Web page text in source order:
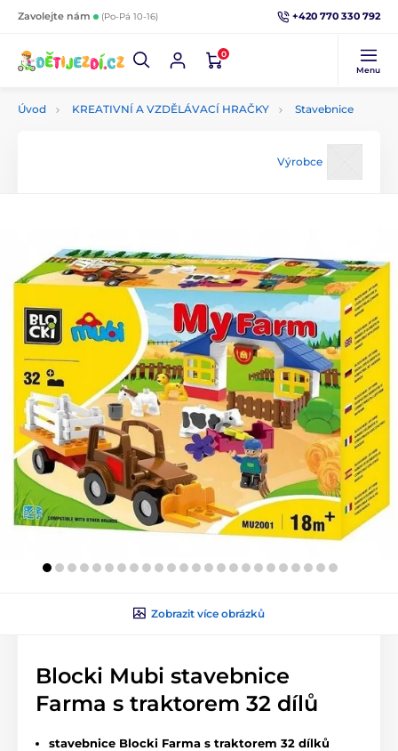
Zavolejte nám (Po-Pá 10-16) +420 770 330 792
0
Menu
Úvod KREATIVNÍ A VZDĚLÁVACÍ HRAČKY Stavebnice
Výrobce
Zobrazit více obrázků
Blocki Mubi stavebnice
Farma s traktorem 32 dílů
stavebnice Blocki Farma s traktorem 32 dílků